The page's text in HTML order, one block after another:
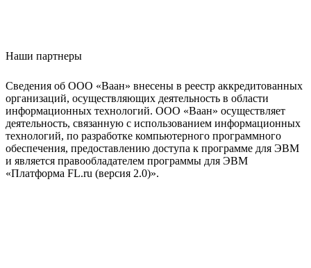
Наши партнеры
Сведения об ООО «Ваан» внесены в реестр аккредитованных
организаций, осуществляющих деятельность в области
информационных технологий. ООО «Ваан» осуществляет
деятельность, связанную с использованием информационных
технологий, по разработке компьютерного программного
обеспечения, предоставлению доступа к программе для ЭВМ
и является правообладателем программы для ЭВМ
«Платформа FL.ru (версия 2.0)».